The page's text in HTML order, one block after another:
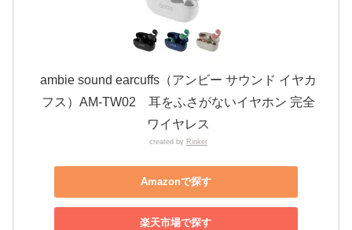
ambie sound earcuffs（アンビー サウンド イヤカ
フス）AM-TW02 耳をふさがないイヤホン 完全
ワイヤレス
created by Rinker
Amazonで探す
楽天市場で探す